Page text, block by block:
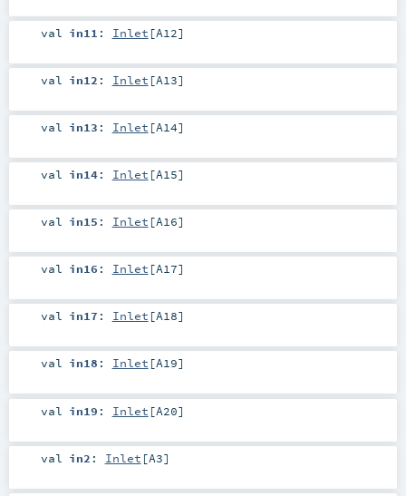
val in11 : Inlet [A12]
val in12 : Inlet [A13]
val in13 : Inlet [A14]
val in14: Inlet [A15]
val in15 : Inlet [A16]
val in16 : Inlet [A17]
val in17 : Inlet [A18]
val in18 : Inlet [A19]
val in19 : Inlet [A20]
val in2 : Inlet [A3]